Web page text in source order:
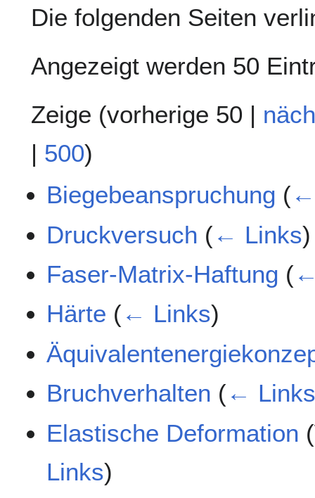
Die folgenden Seiten
Angezeigt werden 50
Zeige (vorherige 50 |
| 500)
Biegebeanspruchung (
Druckversuch (← Links)
Faser-Matrix-Haftung (
Härte (← Links)
Bruchverhalten (←
Elastische Deformation
Links)